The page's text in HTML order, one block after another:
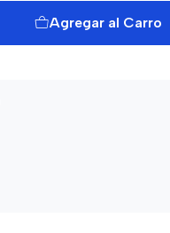
Agregar al Carro